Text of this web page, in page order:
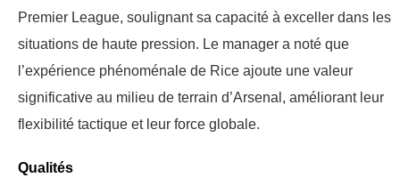
Premier League, soulignant sa capacité à exceller dans les
situations de haute pression. Le manager a noté que
l’expérience phénoménale de Rice ajoute une valeur
significative au milieu de terrain d’Arsenal, améliorant leur
flexibilité tactique et leur force globale.
Qualités